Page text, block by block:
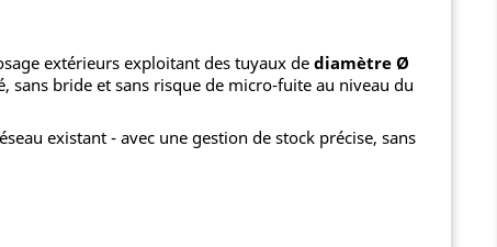
extérieurs exploitant des tuyaux de diamètre Ø
sans bride et sans risque de micro-fuite au niveau du
existant - avec une gestion de stock précise, sans